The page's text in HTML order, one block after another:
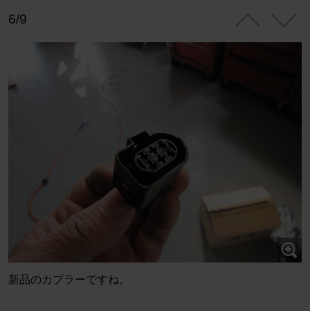
6/9
新品のカプラーですね。